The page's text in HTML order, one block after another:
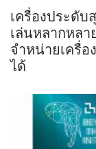
เครื่องประดั
เล่นหลากหลา
จำหน่ายเครื่
ได้